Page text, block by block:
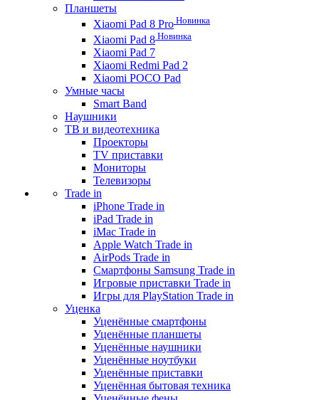
Планшеты
Xiaomi Pad 8 Pro Новинка
Xiaomi Pad 8 Новинка
Xiaomi Pad 7
Xiaomi Redmi Pad 2
Xiaomi POCO Pad
Умные часы
Smart Band
Наушники
ТВ и видеотехника
Проекторы
TV приставки
Мониторы
Телевизоры
Trade in
iPhone Trade in
iPad Trade in
iMac Trade in
Apple Watch Trade in
AirPods Trade in
Смартфоны Samsung Trade in
Игровые приставки Trade in
Игры для PlayStation Trade in
Уценка
Уценённые смартфоны
Уценённые планшеты
Уценённые наушники
Уценённые ноутбуки
Уценённые приставки
Уценённая бытовая техника